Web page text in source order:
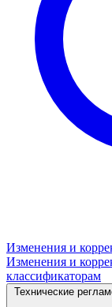
Изменения и
Изменения и
классификаторам
Технические